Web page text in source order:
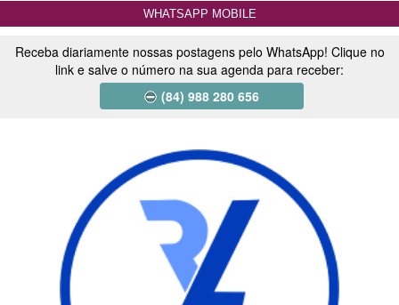
WHATSAPP MOBILE
Receba diariamente nossas postagens pelo WhatsApp! Clique no
link e salve o número na sua agenda para receber:
(84) 988 280 656